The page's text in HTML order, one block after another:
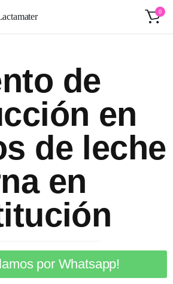
0
de
en
de leche
en
por Whatsapp!